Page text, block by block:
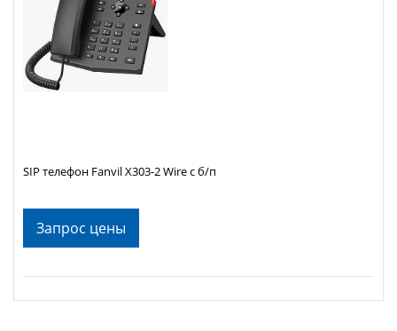
Запрос цены
SIP телефон Fanvil X303-2 Wire c б/п